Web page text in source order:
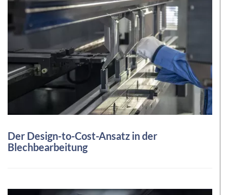
Der Design-to-Cost-Ansatz in der
Blechbearbeitung